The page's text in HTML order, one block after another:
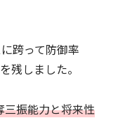
跨って防御率
残しました。
三振能力と将来性